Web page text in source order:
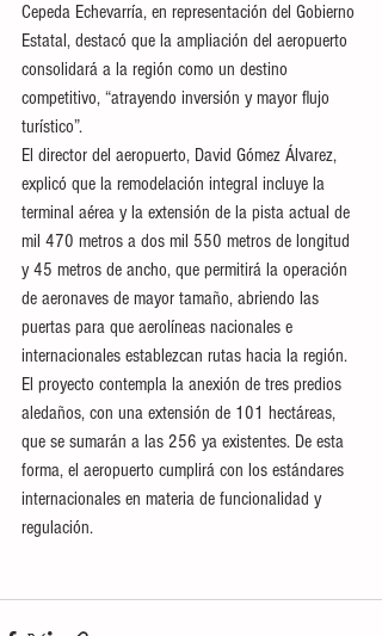
Cepeda Echevarría, en representación del Gobierno
Estatal, destacó que la ampliación del aeropuerto
consolidará a la región como un destino
competitivo, “atrayendo inversión y mayor flujo
turístico”.
El director del aeropuerto, David Gómez Álvarez,
explicó que la remodelación integral incluye la
terminal aérea y la extensión de la pista actual de
mil 470 metros a dos mil 550 metros de longitud
y 45 metros de ancho, que permitirá la operación
de aeronaves de mayor tamaño, abriendo las
puertas para que aerolíneas nacionales e
internacionales establezcan rutas hacia la región.
El proyecto contempla la anexión de tres predios
aledaños, con una extensión de 101 hectáreas,
que se sumarán a las 256 ya existentes. De esta
forma, el aeropuerto cumplirá con los estándares
internacionales en materia de funcionalidad y
regulación.